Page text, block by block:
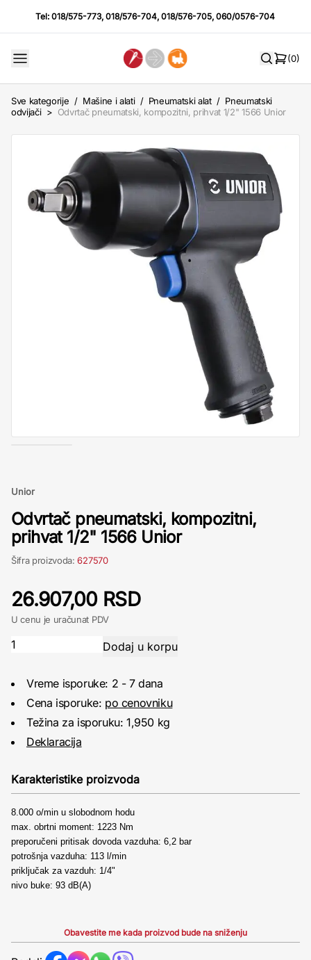
Tel:018/575-773,018/576-704,018/576-705,060/0576-704
(0)
Sve kategorije / Mašine i alati / Pneumatski alat / Pneumatski
odvijači > Odvrtač pneumatski, kompozitni, prihvat 1/2" 1566 Unior
Unior
Odvrtač pneumatski, kompozitni,
prihvat 1/2" 1566 Unior
Šifra proizvoda:627570
26.907,00 RSD
U cenu je uračunat PDV
Vreme isporuke: 2 - 7 dana
Cena isporuke: po cenovniku
Težina za isporuku: 1,950 kg
Deklaracija
Karakteristike proizvoda
8.000 o/min u slobodnom hodu
max. obrtni moment: 1223 Nm
preporučeni pritisak dovoda vazduha: 6,2 bar
potrošnja vazduha: 113 l/min
priključak za vazduh: 1/4"
nivo buke: 93 dB(A)
Obavestite me kada proizvod bude na sniženju